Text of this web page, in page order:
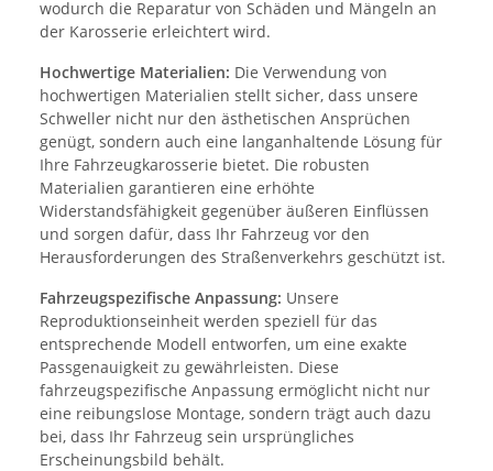
wodurch die Reparatur von Schäden und Mängeln an
der Karosserie erleichtert wird.
Hochwertige Materialien: Die Verwendung von
hochwertigen Materialien stellt sicher, dass unsere
Schweller nicht nur den ästhetischen Ansprüchen
genügt, sondern auch eine langanhaltende Lösung für
Ihre Fahrzeugkarosserie bietet. Die robusten
Materialien garantieren eine erhöhte
Widerstandsfähigkeit gegenüber äußeren Einflüssen
und sorgen dafür, dass Ihr Fahrzeug vor den
Herausforderungen des Straßenverkehrs geschützt ist.
Fahrzeugspezifische Anpassung: Unsere
Reproduktionseinheit werden speziell für das
entsprechende Modell entworfen, um eine exakte
Passgenauigkeit zu gewährleisten. Diese
fahrzeugspezifische Anpassung ermöglicht nicht nur
eine reibungslose Montage, sondern trägt auch dazu
bei, dass Ihr Fahrzeug sein ursprüngliches
Erscheinungsbild behält.